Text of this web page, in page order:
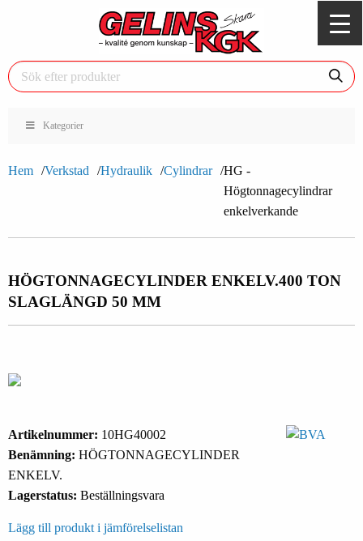
Kategorier
Hem Verkstad Hydraulik Cylindrar
HG -
Högtonnagecylindrar
enkelverkande
HÖGTONNAGECYLINDER ENKELV.400 TON
SLAGLÄNGD 50 MM
Artikelnummer: 10HG40002
Benämning: HÖGTONNAGECYLINDER
ENKELV.
Lagerstatus: Beställningsvara
Lägg till produkt i jämförelselistan